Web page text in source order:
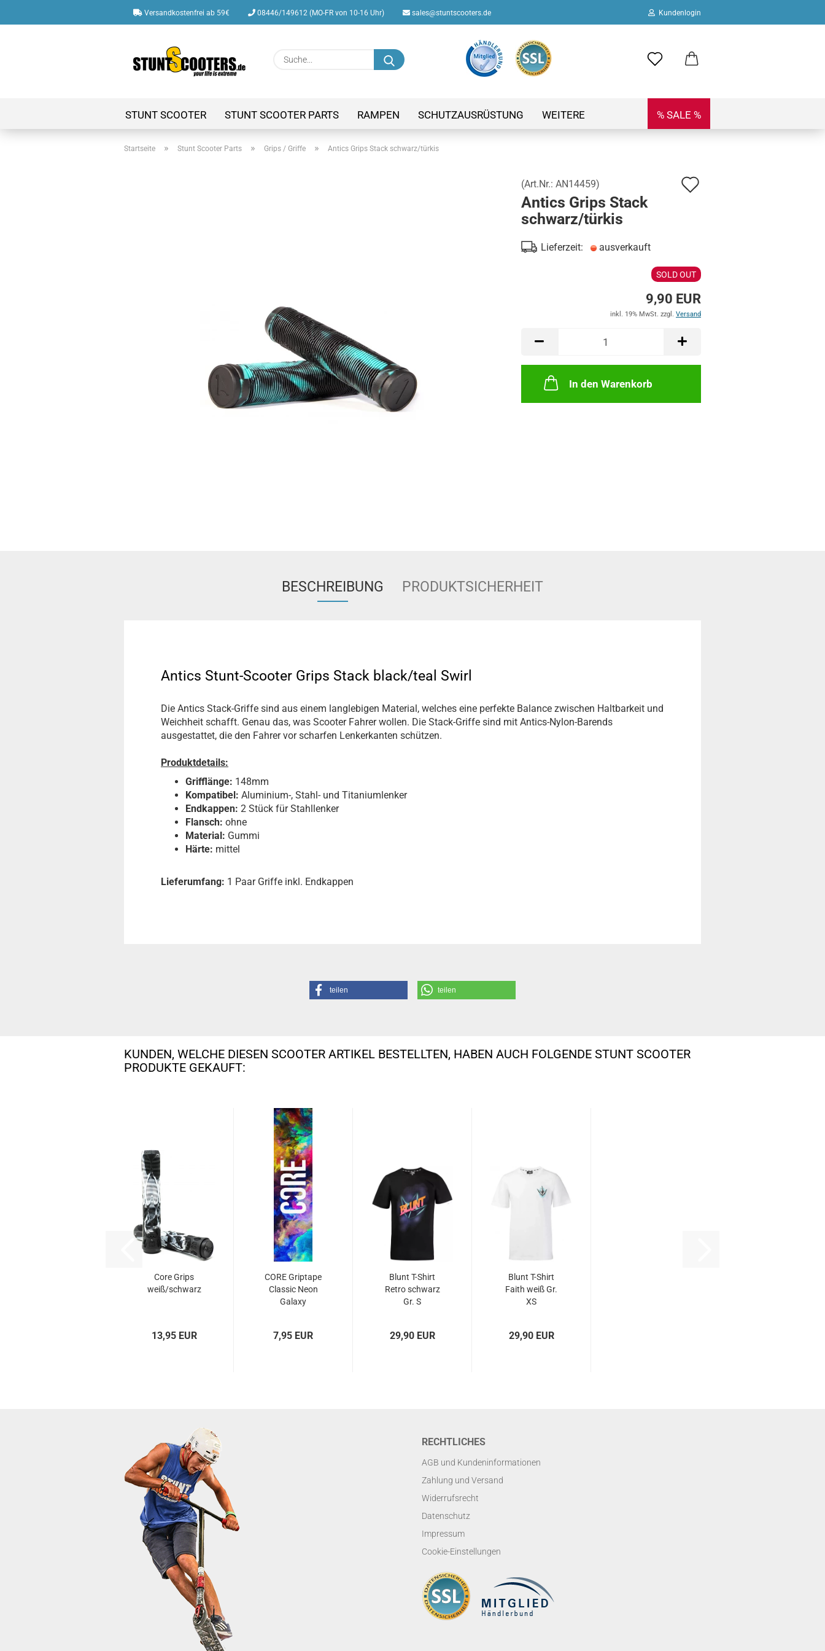
Versandkostenfrei ab 59€ 08446/149612 (MO-FR von 10-16 Uhr) sales@stuntscooters.de Kundenlogin
Passwort
Konto erstellen
Passwort vergessen?
Suche...
STUNT SCOOTER STUNT SCOOTER PARTS RAMPEN SCHUTZAUSRÜSTUNG % SALE %
WEITERE
Startseite » Stunt Scooter Parts » Grips / Griffe » Antics Grips Stack schwarz/türkis
(Art.Nr.: AN14459)
Antics Grips Stack
schwarz/türkis
Lieferzeit: ausverkauft
SOLD OUT
9,90 EUR
inkl. 19% MwSt. zzgl. Versand
In den Warenkorb
BESCHREIBUNG PRODUKTSICHERHEIT
Antics Stunt-Scooter Grips Stack black/teal Swirl
Die Antics Stack-Griffe sind aus einem langlebigen Material, welches eine perfekte Balance zwischen Haltbarkeit und
Weichheit schafft. Genau das, was Scooter Fahrer wollen. Die Stack-Griffe sind mit Antics-Nylon-Barends
ausgestattet, die den Fahrer vor scharfen Lenkerkanten schützen.
Produktdetails:
Grifflänge: 148mm
Kompatibel: Aluminium-, Stahl- und Titaniumlenker
Endkappen: 2 Stück für Stahllenker
Flansch: ohne
Material: Gummi
Härte: mittel
Lieferumfang: 1 Paar Griffe inkl. Endkappen
teilen teilen
KUNDEN, WELCHE DIESEN SCOOTER ARTIKEL BESTELLTEN, HABEN AUCH FOLGENDE STUNT SCOOTER
PRODUKTE GEKAUFT:
Core Grips
weiß/schwarz
13,95 EUR
CORE Griptape
Classic Neon
Galaxy
7,95 EUR
Blunt T-Shirt
Retro schwarz
Gr. S
29,90 EUR
Blunt T-Shirt
Faith weiß Gr.
XS
29,90 EUR
RECHTLICHES
AGB und Kundeninformationen
Zahlung und Versand
Widerrufsrecht
Datenschutz
Impressum
Cookie-Einstellungen